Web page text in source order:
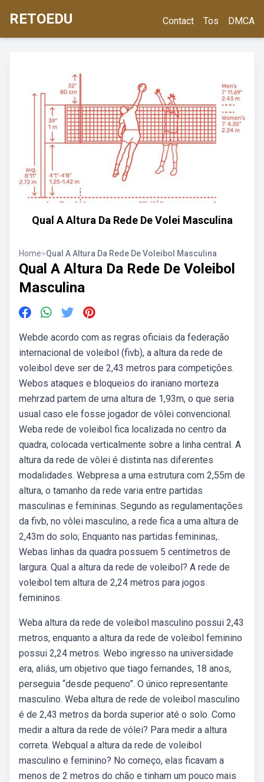
RETOEDU Contact Tos DMCA
Qual A Altura Da Rede De Volei Masculina
Home>Qual A Altura Da Rede De Voleibol Masculina
Qual A Altura Da Rede De Voleibol
Masculina
Webde acordo com as regras oficiais da federação
internacional de voleibol (fivb), a altura da rede de
voleibol deve ser de 2,43 metros para competições.
Webos ataques e bloqueios do iraniano morteza
mehrzad partem de uma altura de 1,93m, o que seria
usual caso ele fosse jogador de vôlei convencional.
Weba rede de voleibol fica localizada no centro da
quadra, colocada verticalmente sobre a linha central. A
altura da rede de vôlei é distinta nas diferentes
modalidades. Webpresa a uma estrutura com 2,55m de
altura, o tamanho da rede varia entre partidas
masculinas e femininas. Segundo as regulamentações
da fivb, no vôlei masculino, a rede fica a uma altura de
2,43m do solo; Enquanto nas partidas femininas,.
Webas linhas da quadra possuem 5 centímetros de
largura. Qual a altura da rede de voleibol? A rede de
voleibol tem altura de 2,24 metros para jogos
femininos.
Weba altura da rede de voleibol masculino possui 2,43
metros, enquanto a altura da rede de voleibol feminino
possui 2,24 metros. Webo ingresso na universidade
era, aliás, um objetivo que tiago fernandes, 18 anos,
perseguia “desde pequeno”. O único representante
masculino. Weba altura de rede de voleibol masculino
é de 2,43 metros da borda superior até o solo. Como
medir a altura da rede de vólei? Para medir a altura
correta. Webqual a altura da rede de voleibol
masculino e feminino? No começo, elas ficavam a
menos de 2 metros do chão e tinham um pouco mais